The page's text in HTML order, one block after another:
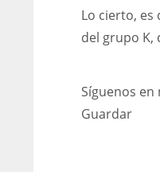
Lo cierto, es
del grupo K,
Síguenos
Guardar